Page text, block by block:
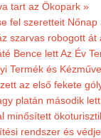
tart az Ökopark »
fel szeretteit
szarvas robogott át
Bence lett Az Év
Termék és
az első fekete
platán második
minősített
rendszer és